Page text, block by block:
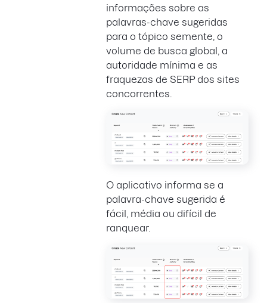
informações sobre as
palavras-chave sugeridas
para o tópico semente, o
volume de busca global, a
autoridade mínima e as
fraquezas de SERP dos sites
concorrentes.
O aplicativo informa se a
palavra-chave sugerida é
fácil, média ou difícil de
ranquear.